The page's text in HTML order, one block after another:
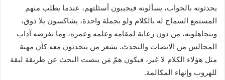
يحدثونه بالجواب، يسألونه فيجيبون أسئلتهم، عندما يطلب منهم
المستمع السماح له بالكلام ولو بجملة واحدة، يشاكسون بلا ذوق،
ويتجاهلونه، من دون رعاية لمقامه وعلمه وعمره، وما تفرضه آداب
المجالس من الانصات والتحدث. يشعر من يتحدثون معه كأن مهنة
مثل هؤلاء الكلام لا غير، فيكون همّ مَن ينصت البحث عن طريقة لبقة
للهروب وإنهاء المكالمة.